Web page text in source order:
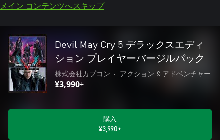
メイン コンテンツへスキップ
Devil May Cry 5 デラックスエディ
ション プレイヤーバージルパック
株式会社カプコン • アクション & アドベンチャー
¥3,990+
購入
¥3,990+